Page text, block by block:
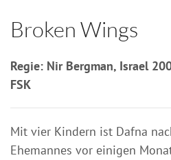
Broken Wings
Regie: Nir Bergman, Israel
FSK
Mit vier Kindern ist Dafna
Ehemannes vor einigen